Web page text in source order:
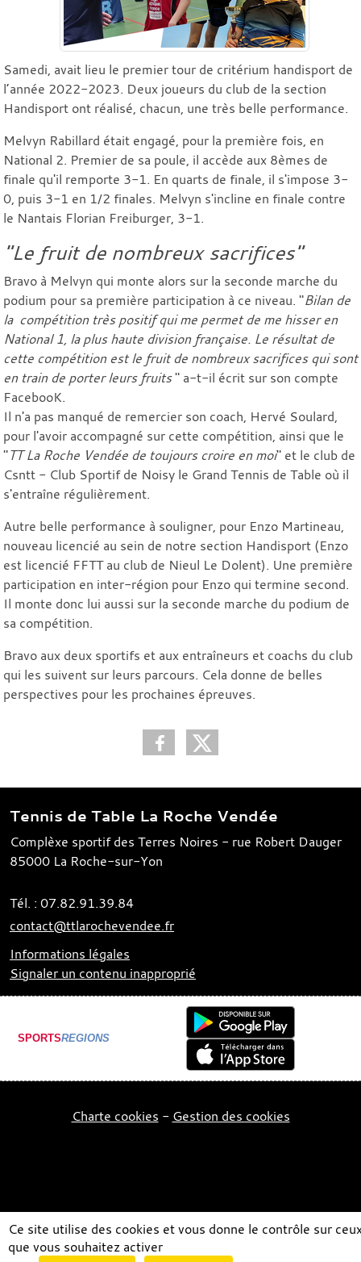
Samedi, avait lieu le premier tour de critérium handisport de
l’année 2022-2023. Deux joueurs du club de la section
Handisport ont réalisé, chacun, une très belle performance.
Melvyn Rabillard était engagé, pour la première fois, en
National 2. Premier de sa poule, il accède aux 8èmes de
finale qu'il remporte 3-1. En quarts de finale, il s'impose 3-
0, puis 3-1 en 1/2 finales. Melvyn s'incline en finale contre
le Nantais Florian Freiburger, 3-1.
"Le fruit de nombreux sacrifices"
Bravo à Melvyn qui monte alors sur la seconde marche du
podium pour sa première participation à ce niveau. "Bilan de
la compétition très positif qui me permet de me hisser en
National 1, la plus haute division française. Le résultat de
cette compétition est le fruit de nombreux sacrifices qui sont
en train de porter leurs fruits" a-t-il écrit sur son compte
FacebooK.
Il n'a pas manqué de remercier son coach, Hervé Soulard,
pour l'avoir accompagné sur cette compétition, ainsi que le
"TT La Roche Vendée de toujours croire en moi" et le club de
Csntt - Club Sportif de Noisy le Grand Tennis de Table où il
s'entraîne régulièrement.
Autre belle performance à souligner, pour Enzo Martineau,
nouveau licencié au sein de notre section Handisport (Enzo
est licencié FFTT au club de Nieul Le Dolent). Une première
participation en inter-région pour Enzo qui termine second.
Il monte donc lui aussi sur la seconde marche du podium de
sa compétition.
Bravo aux deux sportifs et aux entraîneurs et coachs du club
qui les suivent sur leurs parcours. Cela donne de belles
perspectives pour les prochaines épreuves.
Tennis de Table La Roche Vendée
Complèxe sportif des Terres Noires - rue Robert Dauger
85000 La Roche-sur-Yon
Tél. : 07.82.91.39.84
contact@ttlarochevendee.fr
Informations légales
Signaler un contenu inapproprié
SPORTSREGIONS
Charte cookies Gestion des cookies
Ce site utilise des cookies et vous donne le contrôle sur
que vous souhaitez activer